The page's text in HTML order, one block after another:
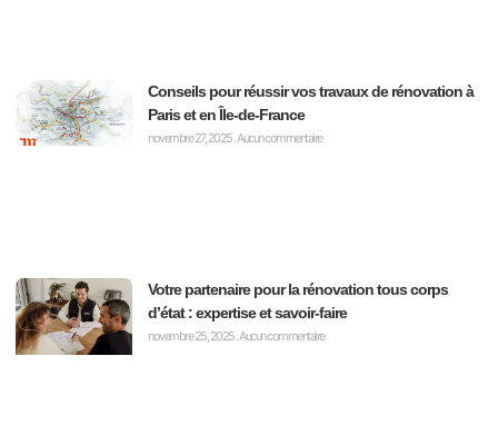
Conseils pour réussir vos travaux de rénovation à
Paris et en Île-de-France
novembre 27, 2025Aucun commentaire
Votre partenaire pour la rénovation tous corps
d’état : expertise et savoir-faire
novembre 25, 2025Aucun commentaire